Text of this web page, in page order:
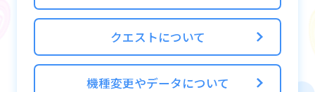
クエストについて
機種変更やデータについて